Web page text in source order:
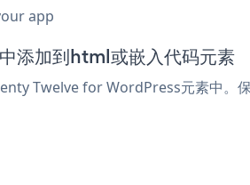
app
添加到html或嵌入代码元素
Twelve for WordPress元素中。